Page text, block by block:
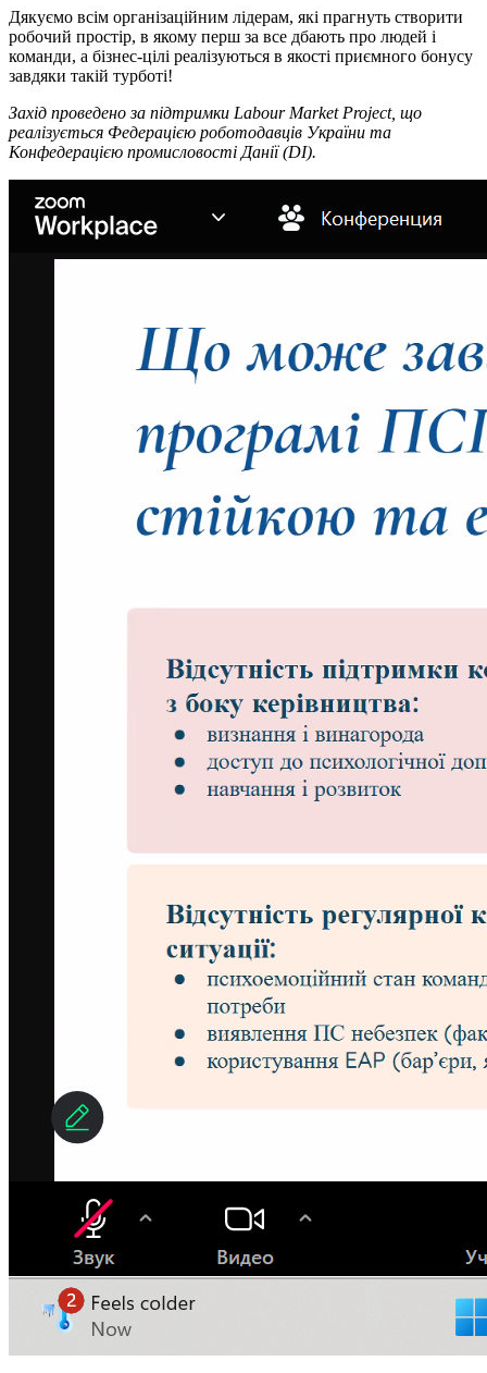
Дякуємо всім організаційним лідерам, які прагнуть створити
робочий простір, в якому перш за все дбають про людей і
команди, а бізнес-цілі реалізуються в якості приємного бонусу
завдяки такій турботі!
Захід проведено за підтримки Labour Market Project, що
реалізується Федерацією роботодавців України та
Конфедерацією промисловості Данії (DI).